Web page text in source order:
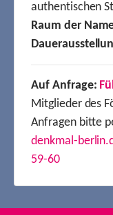
authentischen
Raum der
Auf Anfrage:
Mitglieder des
Anfragen bitte
denkmal-
59-60